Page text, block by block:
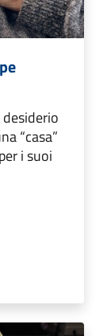
“casa”
i suoi